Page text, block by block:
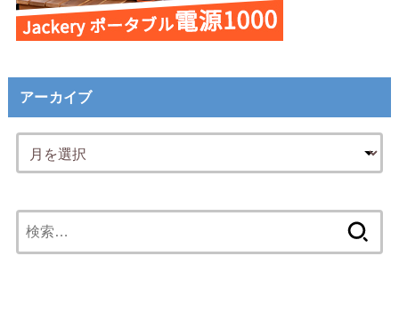
アーカイブ
索: